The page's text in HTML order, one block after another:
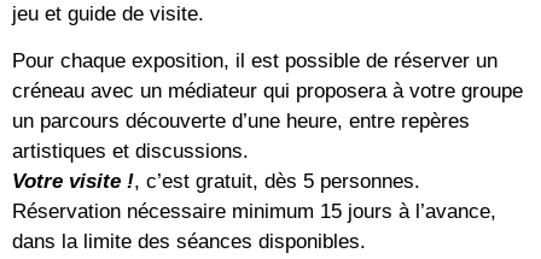
jeu et guide de visite.
Pour chaque exposition, il est possible de réserver un
créneau avec un médiateur qui proposera à votre groupe
un parcours découverte d’une heure, entre repères
artistiques et discussions.
Votre visite !, c’est gratuit, dès 5 personnes.
Réservation nécessaire minimum 15 jours à l’avance,
dans la limite des séances disponibles.